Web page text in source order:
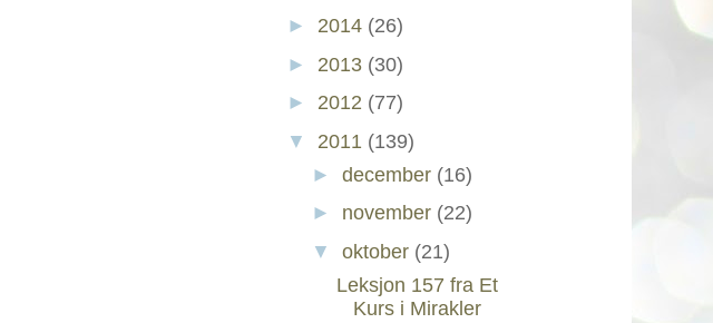
► 2014 (26)
► 2013 (30)
► 2012 (77)
▼ 2011 (139)
► december (16)
► november (22)
▼ oktober (21)
Leksjon 157 fra Et
Kurs i Mirakler